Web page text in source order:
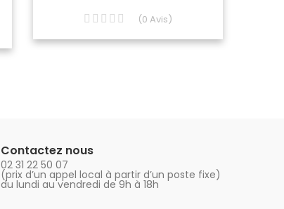
(0 Avis)
Contactez nous
02 31 22 50 07
(prix d’un appel local à partir d’un poste fixe)
du lundi au vendredi de 9h à 18h